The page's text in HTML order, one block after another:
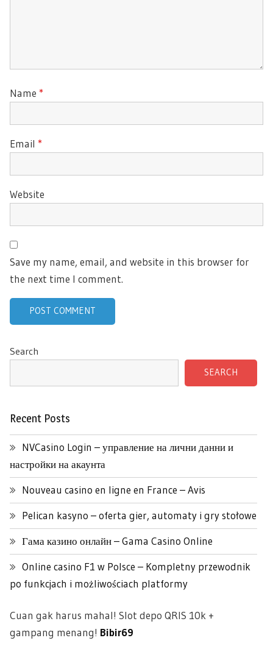
Name *
Email *
Website
Save my name, email, and website in this browser for
the next time I comment.
Search
SEARCH
Recent Posts
NVCasino Login – управление на лични данни и
настройки на акаунта
Nouveau casino en ligne en France – Avis
Pelican kasyno – oferta gier, automaty i gry stołowe
Гама казино онлайн – Gama Casino Online
Online casino F1 w Polsce – Kompletny przewodnik
po funkcjach i możliwościach platformy
Cuan gak harus mahal! Slot depo QRIS 10k +
gampang menang! Bibir69